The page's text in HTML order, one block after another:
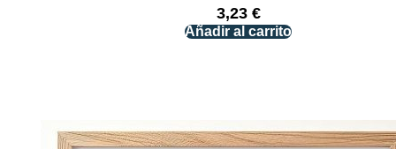
3,23 €
Añadir al carrito